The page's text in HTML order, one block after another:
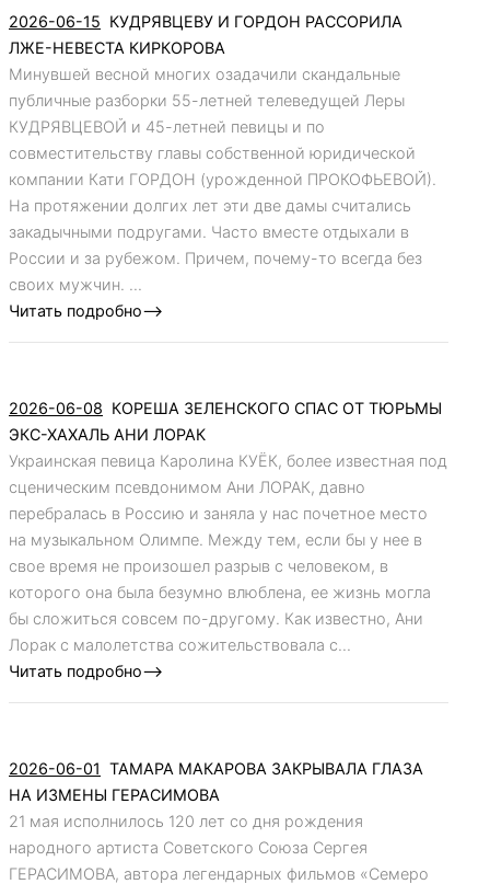
2026-06-15 КУДРЯВЦЕВУ И ГОРДОН РАССОРИЛА
ЛЖЕ-НЕВЕСТА КИРКОРОВА
Минувшей весной многих озадачили скандальные
публичные разборки 55-летней телеведущей Леры
КУДРЯВЦЕВОЙ и 45-летней певицы и по
совместительству главы собственной юридической
компании Кати ГОРДОН (урожденной ПРОКОФЬЕВОЙ).
На протяжении долгих лет эти две дамы считались
закадычными подругами. Часто вместе отдыхали в
России и за рубежом. Причем, почему-то всегда без
своих мужчин. ...
Читать подробно-->
2026-06-08 КОРЕША ЗЕЛЕНСКОГО СПАС ОТ ТЮРЬМЫ
ЭКС-ХАХАЛЬ АНИ ЛОРАК
Украинская певица Каролина КУЁК, более известная под
сценическим псевдонимом Ани ЛОРАК, давно
перебралась в Россию и заняла у нас почетное место
на музыкальном Олимпе. Между тем, если бы у нее в
свое время не произошел разрыв с человеком, в
которого она была безумно влюблена, ее жизнь могла
бы сложиться совсем по-другому. Как известно, Ани
Лорак с малолетства сожительствовала с...
Читать подробно-->
2026-06-01 ТАМАРА МАКАРОВА ЗАКРЫВАЛА ГЛАЗА
НА ИЗМЕНЫ ГЕРАСИМОВА
21 мая исполнилось 120 лет со дня рождения
народного артиста Советского Союза Сергея
ГЕРАСИМОВА, автора легендарных фильмов «Семеро